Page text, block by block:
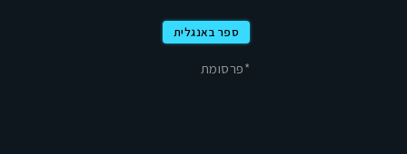
ספר באנגלית
*פרסומת